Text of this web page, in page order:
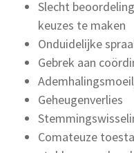
Slecht
keuzes te maken
Onduidelijke
Gebrek aan
Geheugenverlies
Comateuze